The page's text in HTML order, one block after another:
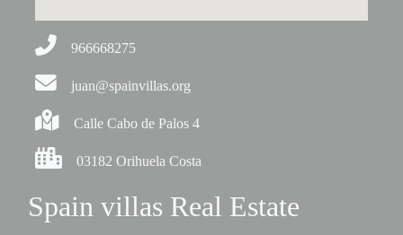
966668275
juan@spainvillas.org
Calle Cabo de Palos 4
03182 Orihuela Costa
Spain villas Real Estate